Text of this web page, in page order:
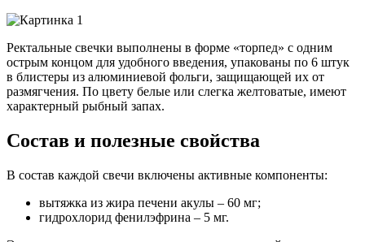
Ректальные свечки выполнены в форме «торпед» с одним
острым концом для удобного введения, упакованы по 6 штук
в блистеры из алюминиевой фольги, защищающей их от
размягчения. По цвету белые или слегка желтоватые, имеют
характерный рыбный запах.
Состав и полезные свойства
В состав каждой свечи включены активные компоненты:
вытяжка из жира печени акулы – 60 мг;
гидрохлорид фенилэфрина – 5 мг.